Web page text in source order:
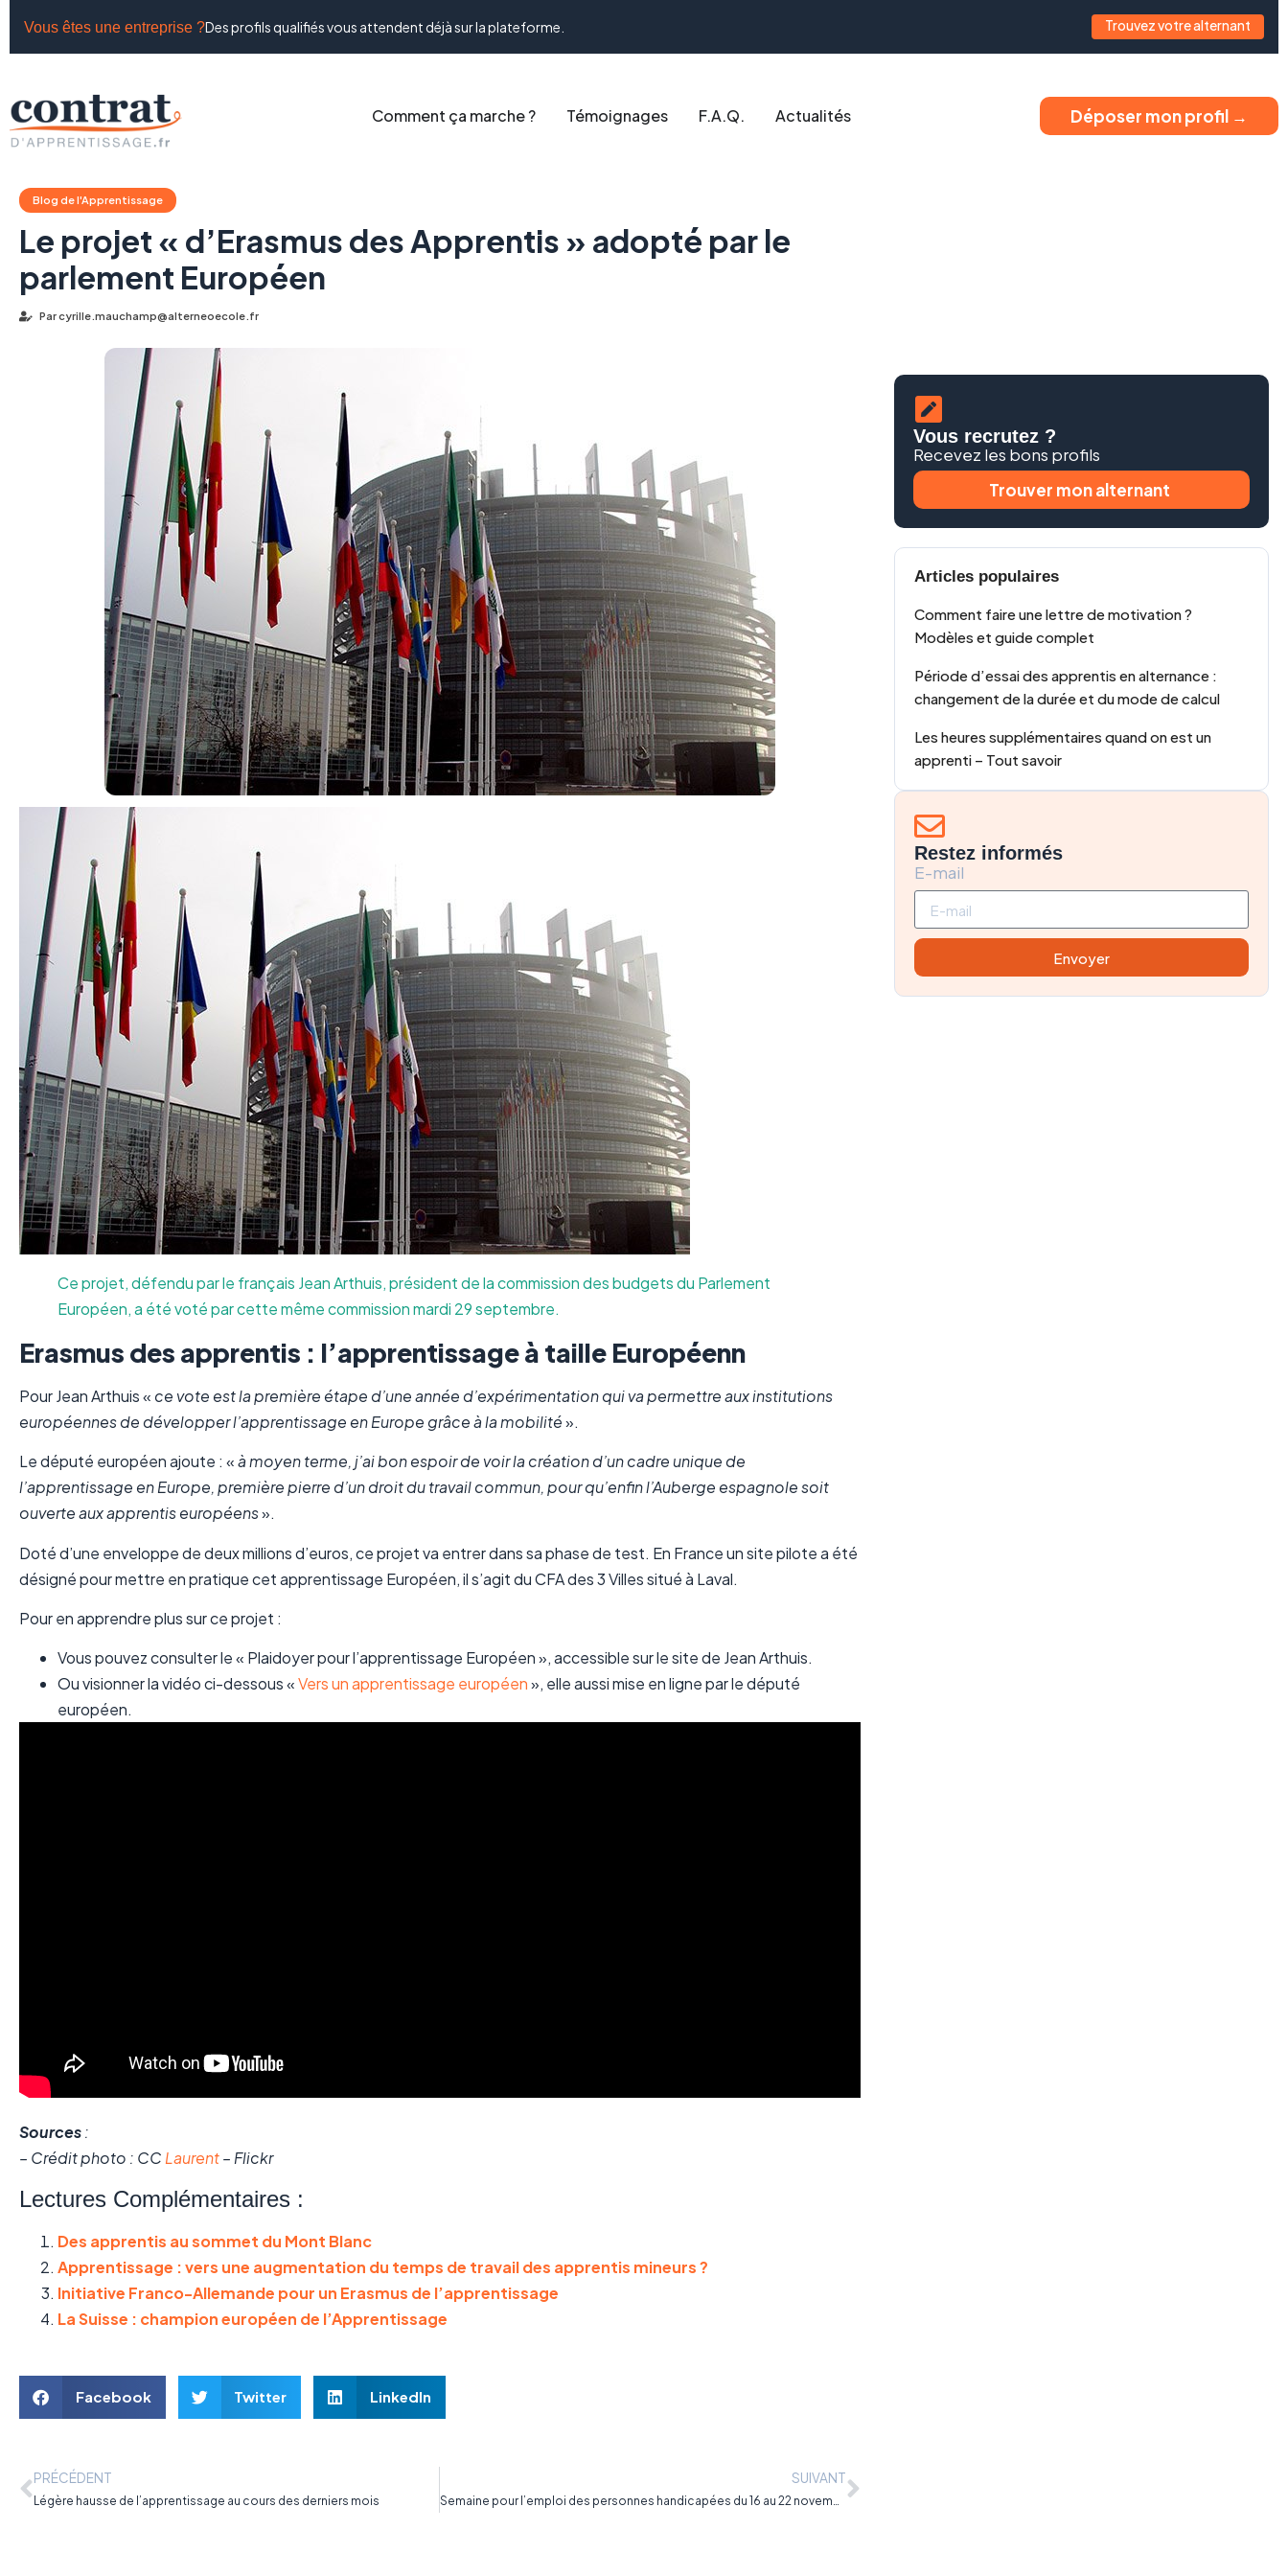
Vous êtes une entreprise ?Des profils qualifiés vous attendent déjà sur la plateforme. Trouvez votre alternant
Comment ça marche ? Témoignages F.A.Q. Actualités Déposer mon profil →
Blog de l'Apprentissage
Le projet « d’Erasmus des Apprentis » adopté par le
parlement Européen
Parcyrille.mauchamp@alterneoecole.fr
Ce projet, défendu par le français Jean Arthuis, président de la commission des budgets du Parlement
Européen, a été voté par cette même commission mardi 29 septembre.
Erasmus des apprentis : l’apprentissage à taille Européenn
Pour Jean Arthuis « ce vote est la première étape d’une année d’expérimentation qui va permettre aux institutions
européennes de développer l’apprentissage en Europe grâce à la mobilité».
Le député européen ajoute : «à moyen terme, j’ai bon espoir de voir la création d’un cadre unique de
l’apprentissage en Europe, première pierre d’un droit du travail commun, pour qu’enfin l’Auberge espagnole soit
ouverte aux apprentis européens».
Doté d’une enveloppe de deux millions d’euros, ce projet va entrer dans sa phase de test. En France un site pilote a été
désigné pour mettre en pratique cet apprentissage Européen, il s’agit du CFA des 3 Villes situé à Laval.
Pour en apprendre plus sur ce projet :
Vous pouvez consulter le « Plaidoyer pour l’apprentissage Européen », accessible sur le site de Jean Arthuis.
Ou visionner la vidéo ci-dessous «Vers un apprentissage européen», elle aussi mise en ligne par le député
européen.
Sources:
– Crédit photo : CC Laurent– Flickr
Lectures Complémentaires :
Des apprentis au sommet du Mont Blanc
Apprentissage : vers une augmentation du temps de travail des apprentis mineurs ?
Initiative Franco-Allemande pour un Erasmus de l’apprentissage
La Suisse : champion européen de l’Apprentissage
Facebook Twitter LinkedIn
PRÉCÉDENT
Légère hausse de l’apprentissage au cours des derniers mois
SUIVANT
Vous recrutez ?
Recevez les bons profils
Trouver mon alternant
Articles populaires
Comment faire une lettre de motivation ?
Modèles et guide complet
Période d’essai des apprentis en alternance :
changement de la durée et du mode de calcul
Les heures supplémentaires quand on est un
apprenti – Tout savoir
Restez informés
E-mail
Envoyer